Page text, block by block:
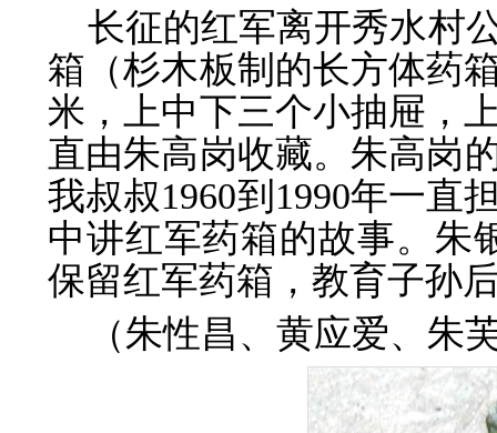
长征的红军离开秀水村
箱（杉木板制的长方体药
米，上中下三个小抽屉，
直由朱高岗收藏。朱高岗
我叔叔1960到1990年一直
中讲红军药箱的故事。朱
保留红军药箱，教育子孙
（朱性昌、黄应爱、朱